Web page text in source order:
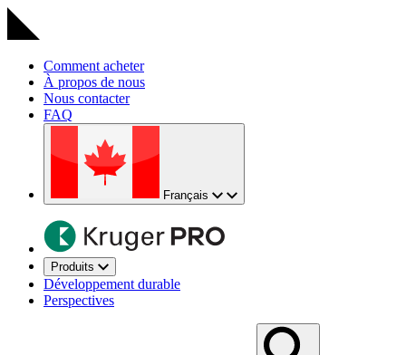
Comment acheter
À propos de nous
Nous contacter
FAQ
Français
Produits
Développement durable
Perspectives